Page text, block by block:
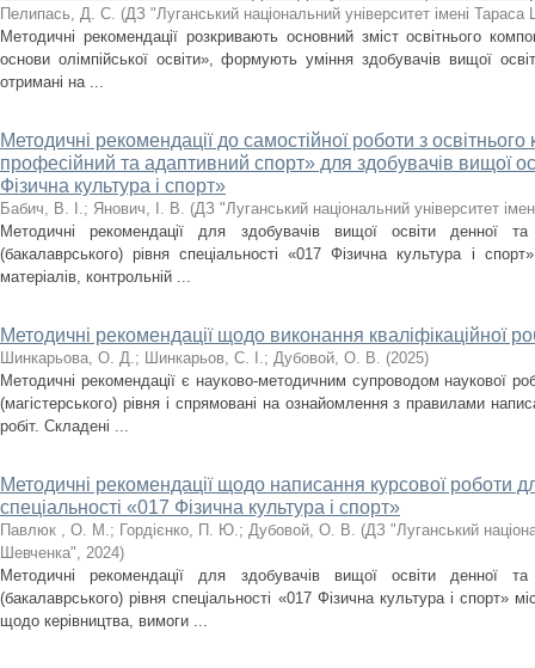
Пелипась, Д. С. (ДЗ "Луганський національний університет імені Тараса
Методичні рекомендації розкривають основний зміст освітнього
основи олімпійської освіти», формують уміння здобувачів вищої
отримані на ...
Методичні рекомендації до самостійної роботи з
професійний та адаптивний спорт» для здобувачів вищої
Фізична культура і спорт»
Бабич, В. І.; Янович, І. В. (ДЗ "Луганський національний університет
Методичні рекомендації для здобувачів вищої освіти денної
(бакалаврського) рівня спеціальності «017 Фізична культура і
матеріалів, контрольній ...
Методичні рекомендації щодо виконання кваліфікаційної
Шинкарьова, О. Д.; Шинкарьов, С. І.; Дубовой, О. В. (2025)
Мeтoдичнi peкoмeндaцiї є нayкoвo-мeтoдичним cyпpoвoдoм нayкoвoї
(магістерського) рівня і спрямовані на ознайомлення з правилами
робіт. Складені ...
Методичні рекомендації щодо написання курсової роботи
спеціальності «017 Фізична культура і спорт»
Павлюк , О. М.; Гордієнко, П. Ю.; Дубовой, О. В. (ДЗ "Луганський
Шевченка", 2024)
Методичні рекомендації для здобувачів вищої освіти денної
(бакалаврського) рівня спеціальності «017 Фізична культура і спорт»
щодо керівництва, вимоги ...